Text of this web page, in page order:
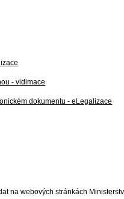
- vidimace
dokumentu - eLegalizace
na webových stránkách